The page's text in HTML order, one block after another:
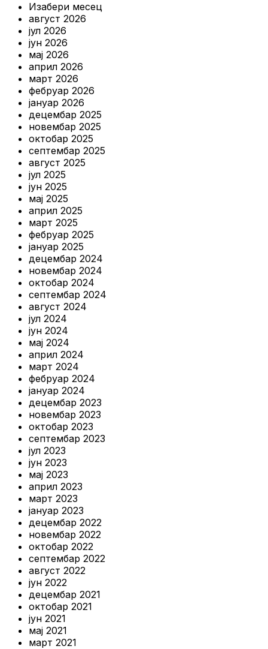
Изабери месец
август 2026
јул 2026
јун 2026
мај 2026
април 2026
март 2026
фебруар 2026
јануар 2026
децембар 2025
новембар 2025
октобар 2025
септембар 2025
август 2025
јул 2025
јун 2025
мај 2025
април 2025
март 2025
фебруар 2025
јануар 2025
децембар 2024
новембар 2024
октобар 2024
септембар 2024
август 2024
јул 2024
јун 2024
мај 2024
април 2024
март 2024
фебруар 2024
јануар 2024
децембар 2023
новембар 2023
октобар 2023
септембар 2023
јул 2023
јун 2023
мај 2023
април 2023
март 2023
јануар 2023
децембар 2022
новембар 2022
октобар 2022
септембар 2022
август 2022
јун 2022
децембар 2021
октобар 2021
јун 2021
мај 2021
март 2021